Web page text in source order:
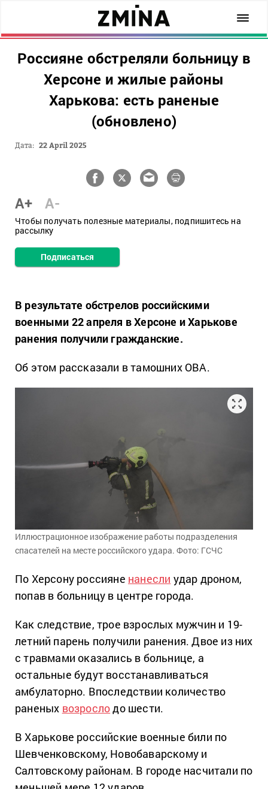
Россияне обстреляли больницу в
Херсоне и жилые районы
Харькова: есть раненые
(обновлено)
Дата: 22 April 2025
A+ A-
Чтобы получать полезные материалы, подпишитесь на
рассылку
Подписаться
В результате обстрелов российскими
военными 22 апреля в Херсоне и Харькове
ранения получили гражданские.
Об этом рассказали в тамошних ОВА.
Иллюстрационное изображение работы подразделения
спасателей на месте российского удара. Фото: ГСЧС
По Херсону россияне нанесли удар дроном,
попав в больницу в центре города.
Как следствие, трое взрослых мужчин и 19-
летний парень получили ранения. Двое из них
с травмами оказались в больнице, а
остальные будут восстанавливаться
амбулаторно. Впоследствии количество
раненых возрослодо шести.
В Харькове российские военные били по
Шевченковскому, Новобаварскому и
Салтовскому районам. В городе насчитали по